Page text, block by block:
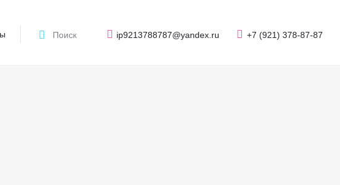
ip9213788787@yandex.ru +7 (921) 378-87-87